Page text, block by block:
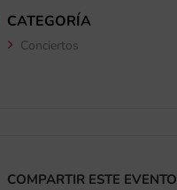
CATEGORÍA
Conciertos
COMPARTIR ESTE EVENTO